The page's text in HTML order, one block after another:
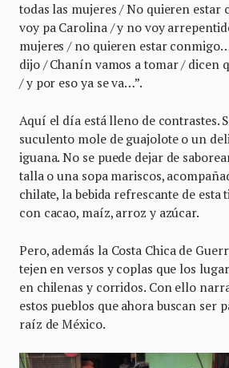
todas las mujeres / No quieren estar
voy pa Carolina / y no voy
mujeres / no quieren estar
dijo / Chanín vamos a tomar / dicen
/ y por eso ya se va…”.
Aquí el día está lleno de contrastes.
suculento mole de guajolote o un
iguana. No se puede dejar de
talla o una sopa mariscos,
chilate, la bebida refrescante de esta
con cacao, maíz, arroz y azúcar.
Pero, además la Costa Chica de
tejen en versos y coplas que los
en chilenas y corridos. Con ello
estos pueblos que ahora buscan ser
raíz de México.